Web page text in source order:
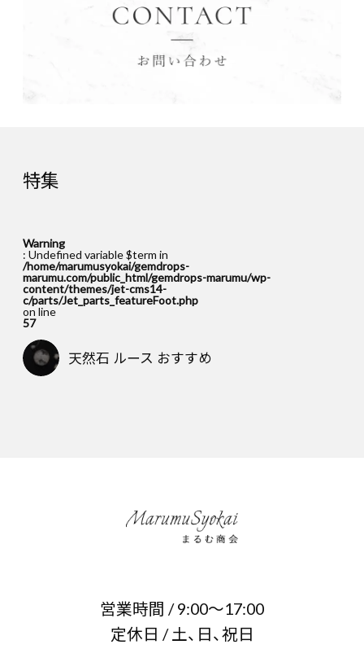
特集
Warning
: Undefined variable $term in
/home/marumusyokai/gemdrops-
marumu.com/public_html/gemdrops-marumu/wp-
content/themes/jet-cms14-
c/parts/Jet_parts_featureFoot.php
on line
57
天然石 ルース おすすめ
営業時間 / 9:00～17:00
定休日 / 土、日、祝日